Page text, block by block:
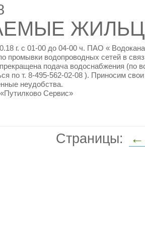
г. с 01-00 до 04-00 ч. ПАО «
промывки водопроводных сетей в
подача водоснабжения (по
по т. 8-495-562-02-08 ). Приносим свои
неудобства.
Сервис»
Страницы: ←